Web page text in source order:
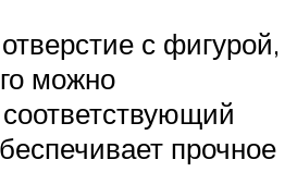
с фигурой,
можно
прочное